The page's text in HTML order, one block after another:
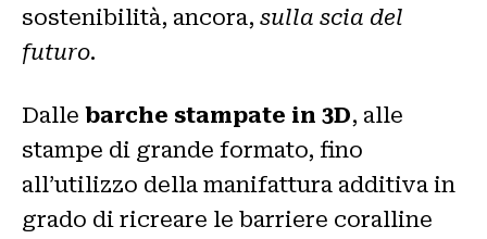
sostenibilità, ancora, sulla scia del
futuro.
Dalle barche stampate in 3D, alle
stampe di grande formato, fino
all’utilizzo della manifattura additiva in
grado di ricreare le barriere coralline